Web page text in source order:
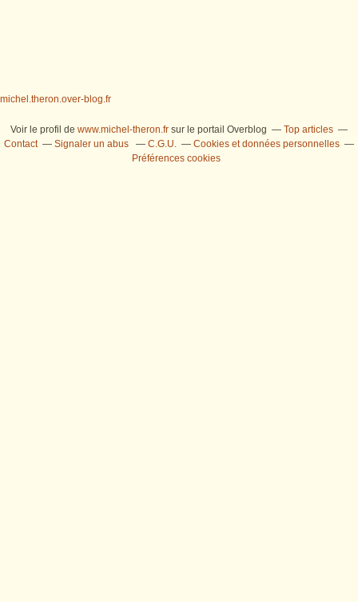
michel.theron.over-blog.fr
Voir le profil de www.michel-theron.fr sur le portail Overblog
Top articles
Contact
Signaler un abus C.G.U.
Cookies et données personnelles
Préférences cookies